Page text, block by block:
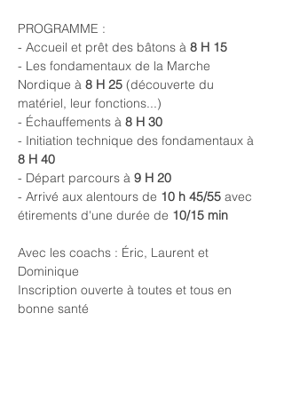
PROGRAMME :
- Accueil et prêt des bâtons à 8 H 15
- Les fondamentaux de la Marche
Nordique à 8 H 25 (découverte du
matériel, leur fonctions...)
- Échauffements à 8 H 30
- Initiation technique des fondamentaux à
8 H 40
- Départ parcours à 9 H 20
- Arrivé aux alentours de 10 h 45/55 avec
étirements d'une durée de 10/15 min
Avec les coachs : Éric, Laurent et
Dominique
Inscription ouverte à toutes et tous en
bonne santé